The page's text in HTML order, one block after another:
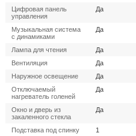
Цифровая панель
управления
Да
Музыкальная система
с динамиками
Да
Лампа для чтения
Да
Вентиляция
Да
Наружное освещение
Да
Отключаемый
нагреватель голеней
Да
Окно и дверь из
закаленного стекла
Да
Подставка под спинку
1